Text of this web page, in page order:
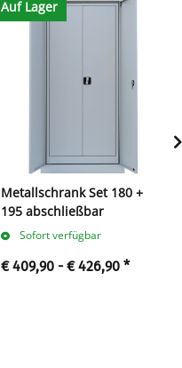
Auf Lager
Metallschrank Set 180 +
195 abschließbar
Sofort verfügbar
€ 409,90 -€ 426,90 *